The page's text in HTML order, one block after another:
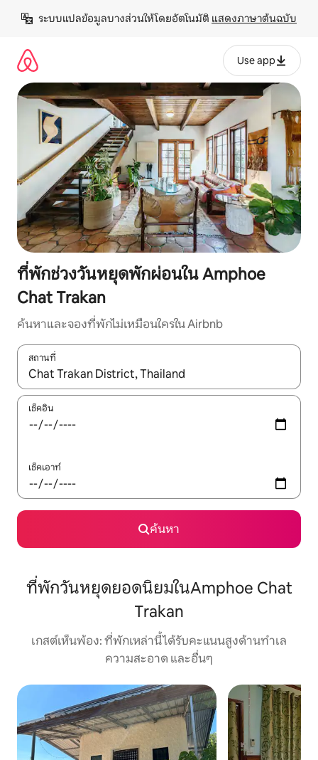
เนื้อหา
ระบบแปลข้อมูลบางส่วนให้โดยอัตโนมัติ แสดงภาษาต้นฉบับ
Use app
ที่พักช่วงวันหยุดพักผ่อนใน Amphoe
Chat Trakan
ค้นหาและจองที่พักไม่เหมือนใครใน Airbnb
สถานที่
ใช้ลูกศรขึ้นลง หรือใช้การสัมผัสหรือปัด เพื่อสำรวจผลการค้นหา
เช็คอิน
เช็คเอาท์
ค้นหา
ที่พักวันหยุดยอดนิยมในAmphoe Chat
Trakan
เกสต์เห็นพ้อง: ที่พักเหล่านี้ได้รับคะแนนสูงด้านทำเล
ความสะอาด และอื่นๆ